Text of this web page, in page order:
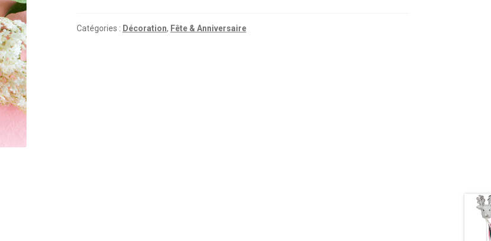
Catégories : Décoration, Fête & Anniversaire